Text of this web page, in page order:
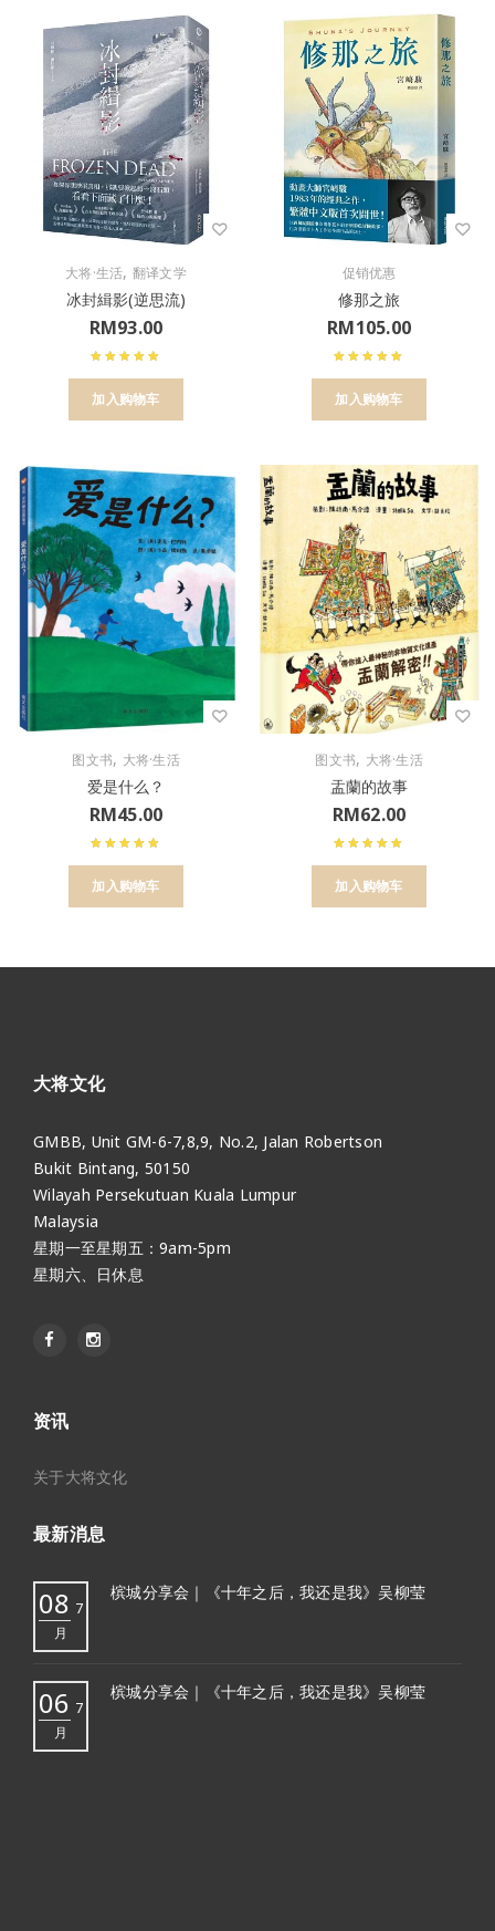
大将·生活, 翻译文学
冰封緝影(逆思流)
RM93.00
加入购物车
促销优惠
修那之旅
RM105.00
加入购物车
图文书, 大将·生活
爱是什么？
RM45.00
加入购物车
图文书, 大将·生活
盂蘭的故事
RM62.00
加入购物车
大将文化
GMBB, Unit GM-6-7,8,9, No.2, Jalan Robertson
Bukit Bintang, 50150
Wilayah Persekutuan Kuala Lumpur
Malaysia
星期一至星期五：9am-5pm
星期六、日休息
资讯
关于大将文化
最新消息
08 7
月
槟城分享会｜《十年之后，我还是我》吴柳莹
06 7
月
槟城分享会｜《十年之后，我还是我》吴柳莹